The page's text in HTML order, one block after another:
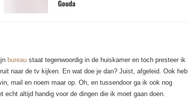
Gouda
bureau staat tegenwoordig in de huiskamer en toch presteer ik
naar de tv kijken. En wat doe je dan? Juist, afgeleid. Ook heb
mail en noem maar op. Oh, en tussendoor ga ik ook nog
altijd handig voor de dingen die ik moet gaan doen.